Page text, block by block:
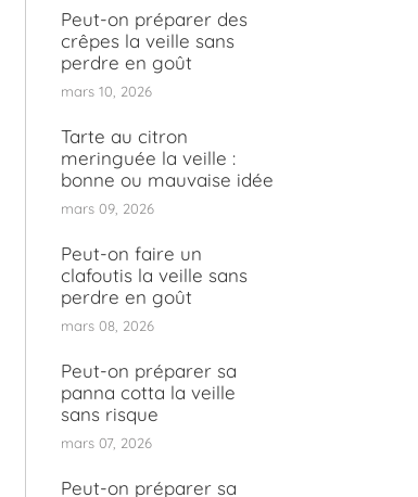
Peut-on préparer des
crêpes la veille sans
perdre en goût
mars 10, 2026
Tarte au citron
meringuée la veille :
bonne ou mauvaise idée
mars 09, 2026
Peut-on faire un
clafoutis la veille sans
perdre en goût
mars 08, 2026
Peut-on préparer sa
panna cotta la veille
sans risque
mars 07, 2026
Peut-on préparer sa